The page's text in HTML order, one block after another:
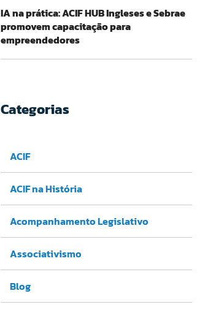
IA na prática: ACIF HUB Ingleses e Sebrae
promovem capacitação para
empreendedores
Categorias
ACIF
ACIF na História
Acompanhamento Legislativo
Associativismo
Blog